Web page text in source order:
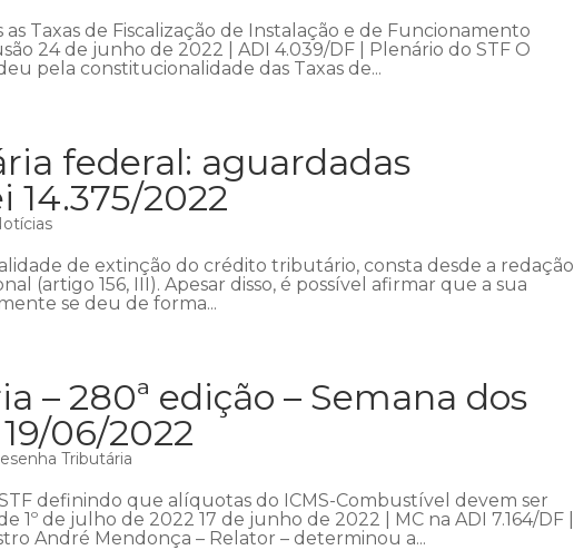
Taxas de Fiscalização de Instalação e de Funcionamento
24 de junho de 2022 | ADI 4.039/DF | Plenário do STF O
pela constitucionalidade das Taxas de...
federal: aguardadas
14.375/2022
de extinção do crédito tributário, consta desde a redação
(artigo 156, III). Apesar disso, é possível afirmar que a sua
se deu de forma...
– 280ª edição – Semana dos
06/2022
Tributária
definindo que alíquotas do ICMS-Combustível devem ser
1º de julho de 2022 17 de junho de 2022 | MC na ADI 7.164/DF |
André Mendonça – Relator – determinou a...